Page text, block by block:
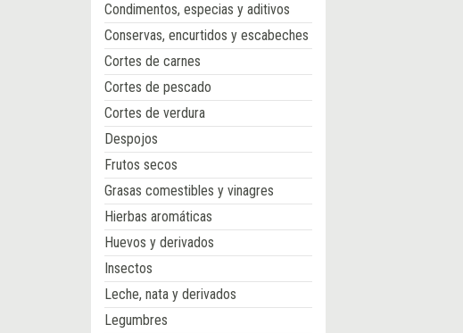
Condimentos, especias y aditivos
Conservas, encurtidos y escabeches
Cortes de carnes
Cortes de pescado
Cortes de verdura
Despojos
Frutos secos
Grasas comestibles y vinagres
Hierbas aromáticas
Huevos y derivados
Insectos
Leche, nata y derivados
Legumbres